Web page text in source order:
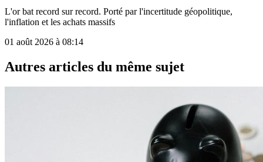
L'or bat record sur record. Porté par l'incertitude géopolitique,
l'inflation et les achats massifs
01 août 2026 à 08:14
Autres articles du même sujet